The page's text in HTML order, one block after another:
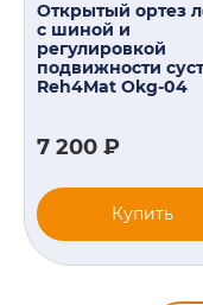
Открытый ортез
с шиной и
регулировкой
подвижности
Reh4Mat Okg-04
7 200 ₽
Купить